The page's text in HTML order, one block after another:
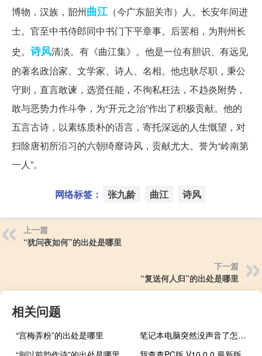
博物，汉族，韶州曲江（今广东韶关市）人。长安年间进
士。官至中书侍郎同中书门下平章事。后罢相，为荆州长
史。 诗风清淡。有《曲江集》。他是一位有胆识、有远见
的著名政治家、文学家、诗人、名相。他忠耿尽职，秉公
守则，直言敢谏，选贤任能，不徇私枉法，不趋炎附势，
敢与恶势力作斗争，为“开元之治”作出了积极贡献。他的
五言古诗，以素练质朴的语言，寄托深远的人生慨望，对
扫除唐初所沿习的六朝绮靡诗风，贡献尤大。誉为“岭南第
一人”。
网络标签： 张九龄 曲江 诗风
上一篇
“犹问夜如何”的出处是哪里
下一篇
“复送何人归”的出处是哪里
相关问题
“宫梅弄粉”的出处是哪里
笔记本电脑突然没声音了怎么解决（笔记本电脑突然没声音）